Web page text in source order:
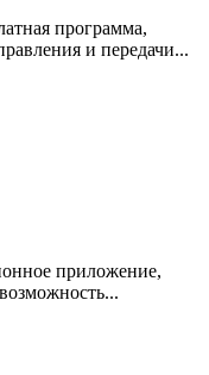
программа,
и передачи...
приложение,